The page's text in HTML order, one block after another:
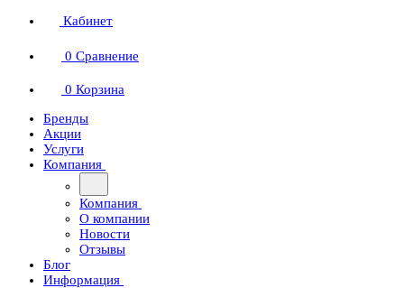
Кабинет
0 Сравнение
0 Корзина
Бренды
Акции
Услуги
Компания
Компания
О компании
Новости
Отзывы
Блог
Информация